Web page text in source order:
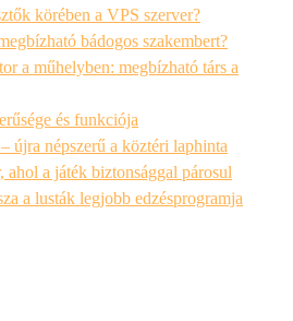
körében a VPS szerver?
bádogos szakembert?
a műhelyben: megbízható társ a
és funkciója
újra népszerű a köztéri laphinta
ahol a játék biztonsággal párosul
a lusták legjobb edzésprogramja